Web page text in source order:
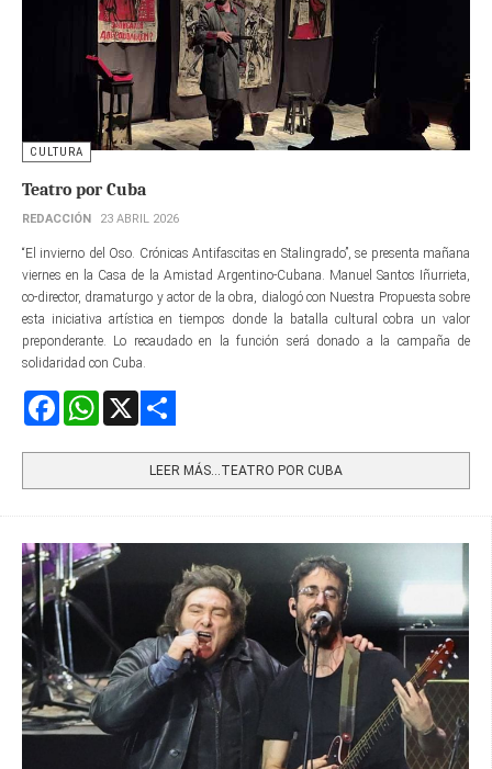
CULTURA
Teatro por Cuba
REDACCIÓN 23 ABRIL 2026
“El invierno del Oso. Crónicas Antifascitas en Stalingrado”, se presenta mañana
viernes en la Casa de la Amistad Argentino-Cubana. Manuel Santos Iñurrieta,
co-director, dramaturgo y actor de la obra, dialogó con Nuestra Propuesta sobre
esta iniciativa artística en tiempos donde la batalla cultural cobra un valor
preponderante. Lo recaudado en la función será donado a la campaña de
solidaridad con Cuba.
FacebookWhatsApp
LEER MÁS…TEATRO POR CUBA